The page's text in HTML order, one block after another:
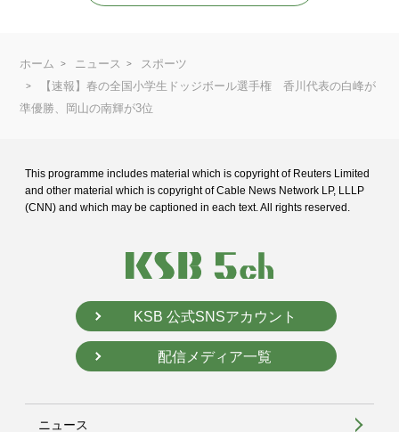
ホーム ニュース
スポーツ
【速報】春の全国小学生ドッジボール選手権 香川代表の白峰が
準優勝、岡山の南輝が3位
This programme includes material which is copyright of Reuters Limited
and other material which is copyright of Cable News Network LP, LLLP
(CNN) and which may be captioned in each text. All rights reserved.
KSB 公式SNSアカウント
配信メディア一覧
ニュース